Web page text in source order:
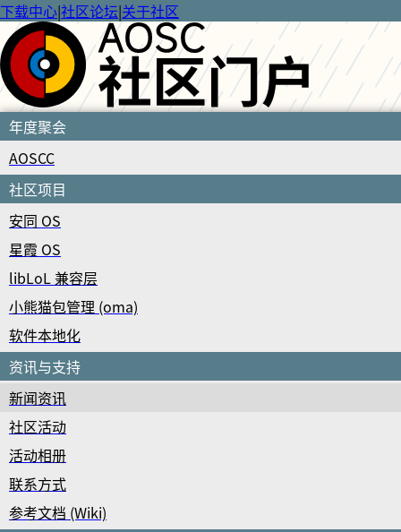
下载中心|社区论坛|关于社区
年度聚会
AOSCC
社区项目
安同 OS
星霞 OS
libLoL 兼容层
小熊猫包管理 (oma)
软件本地化
资讯与支持
新闻资讯
社区活动
活动相册
联系方式
参考文档 (Wiki)